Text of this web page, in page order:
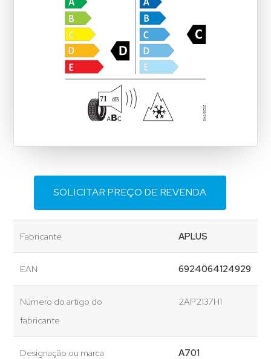
SOLICITAR PREÇO DE REVENDA
Fabricante APLUS
EAN 6924064124929
Número do artigo do
fabricante
2AP2137H1
Designação ou marca
A701